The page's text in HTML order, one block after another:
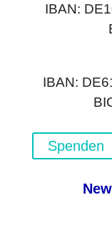
IBAN:
IBAN:
Spenden